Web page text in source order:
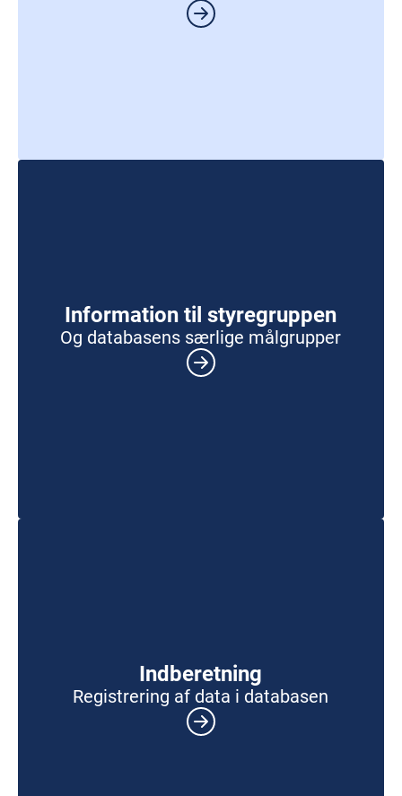
Information til styregruppen
Og databasens særlige målgrupper
Indberetning
Registrering af data i databasen